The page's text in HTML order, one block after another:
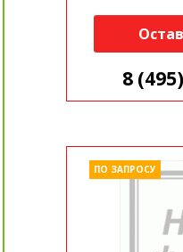
8
ПО ЗАПРОСУ